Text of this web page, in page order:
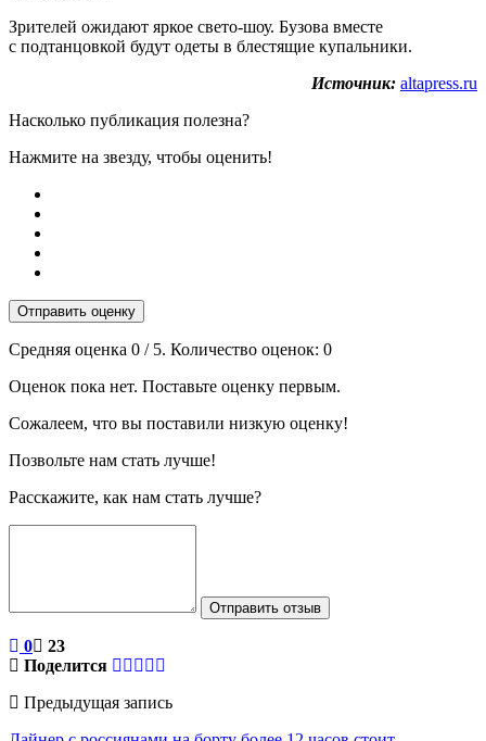
Зрителей ожидают яркое свето-шоу. Бузова вместе
с подтанцовкой будут одеты в блестящие купальники.
Источник: altapress.ru
Насколько публикация полезна?
Нажмите на звезду, чтобы оценить!
Отправить оценку
Средняя оценка 0 / 5. Количество оценок: 0
Оценок пока нет. Поставьте оценку первым.
Сожалеем, что вы поставили низкую оценку!
Позвольте нам стать лучше!
Расскажите, как нам стать лучше?
Отправить отзыв
0
23
Поделится
Предыдущая запись